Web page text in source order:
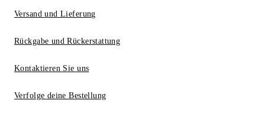
Versand und Lieferung
Rückgabe und Rückerstattung
Kontaktieren Sie uns
Verfolge deine Bestellung